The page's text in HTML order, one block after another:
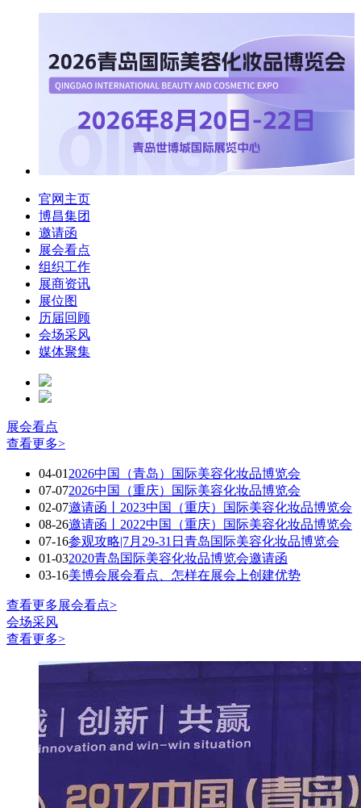
官网主页
博昌集团
邀请函
展会看点
组织工作
展商资讯
展位图
历届回顾
会场采风
媒体聚集
展会看点
查看更多>
04-012026中国（青岛）国际美容化妆品博览会
07-072026中国（重庆）国际美容化妆品博览会
02-07邀请函丨2023中国（重庆）国际美容化妆品博览会
08-26邀请函丨2022中国（重庆）国际美容化妆品博览会
07-16参观攻略|7月29-31日青岛国际美容化妆品博览会
01-032020青岛国际美容化妆品博览会邀请函
03-16美博会展会看点、怎样在展会上创建优势
查看更多展会看点>
会场采风
查看更多>